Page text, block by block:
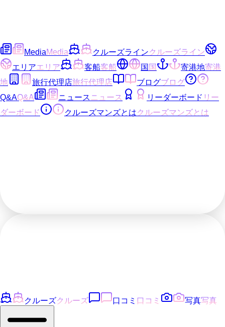
MediaMedia クルーズラインクルーズライン
エリアエリア 客船客船 国国 寄港地寄港
地
旅行代理店旅行代理店 ブログブログ
Q&AQ&A ニュース ニュース リーダーボード リー
ダーボード
クルーズマンズとはクルーズマンズとは
クルーズクルーズ 口コミ 口コミ 写真写真